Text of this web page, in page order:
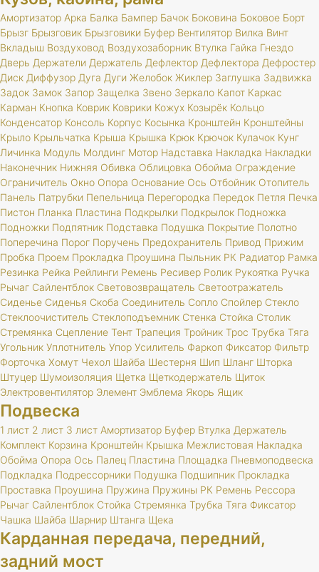
Амортизатор Арка Балка Бампер Бачок Боковина Боковое Борт
Брызг Брызговик Брызговики Буфер Вентилятор Вилка Винт
Вкладыш Воздуховод Воздухозаборник Втулка Гайка Гнездо
Дверь Держатели Держатель Дефлектор Дефлектора Дефростер
Диск Диффузор Дуга Дуги Желобок Жиклер Заглушка Задвижка
Задок Замок Запор Защелка Звено Зеркало Капот Каркас
Карман Кнопка Коврик Коврики Кожух Козырёк Кольцо
Конденсатор Консоль Корпус Косынка Кронштейн Кронштейны
Крыло Крыльчатка Крыша Крышка Крюк Крючок Кулачок Кунг
Личинка Модуль Молдинг Мотор Надставка Накладка Накладки
Наконечник Нижняя Обивка Облицовка Обойма Ограждение
Ограничитель Окно Опора Основание Ось Отбойник Отопитель
Панель Патрубки Пепельница Перегородка Передок Петля Печка
Пистон Планка Пластина Подкрылки Подкрылок Подножка
Подножки Подпятник Подставка Подушка Покрытие Полотно
Поперечина Порог Поручень Предохранитель Привод Прижим
Пробка Проем Прокладка Проушина Пыльник РК Радиатор Рамка
Резинка Рейка Рейлинги Ремень Ресивер Ролик Рукоятка Ручка
Рычаг Сайлентблок Световозвращатель Светоотражатель
Сиденье Сиденья Скоба Соединитель Сопло Спойлер Стекло
Стеклоочиститель Стеклоподъемник Стенка Стойка Столик
Стремянка Сцепление Тент Трапеция Тройник Трос Трубка Тяга
Угольник Уплотнитель Упор Усилитель Фаркоп Фиксатор Фильтр
Форточка Хомут Чехол Шайба Шестерня Шип Шланг Шторка
Штуцер Шумоизоляция Щетка Щеткодержатель Щиток
Электровентилятор Элемент Эмблема Якорь Ящик
Подвеска
1 лист 2 лист 3 лист Амортизатор Буфер Втулка Держатель
Комплект Корзина Кронштейн Крышка Межлистовая Накладка
Обойма Опора Ось Палец Пластина Площадка Пневмоподвеска
Подкладка Подрессорники Подушка Подшипник Прокладка
Проставка Проушина Пружина Пружины РК Ремень Рессора
Рычаг Сайлентблок Стойка Стремянка Трубка Тяга Фиксатор
Чашка Шайба Шарнир Штанга Щека
Карданная передача, передний,
задний мост